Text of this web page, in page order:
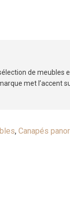
de meubles
met l’accent
, Canapés